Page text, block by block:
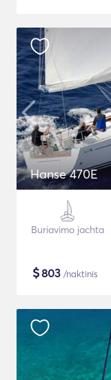
Hanse 470E
Buriavimo jachta
$803 /naktinis